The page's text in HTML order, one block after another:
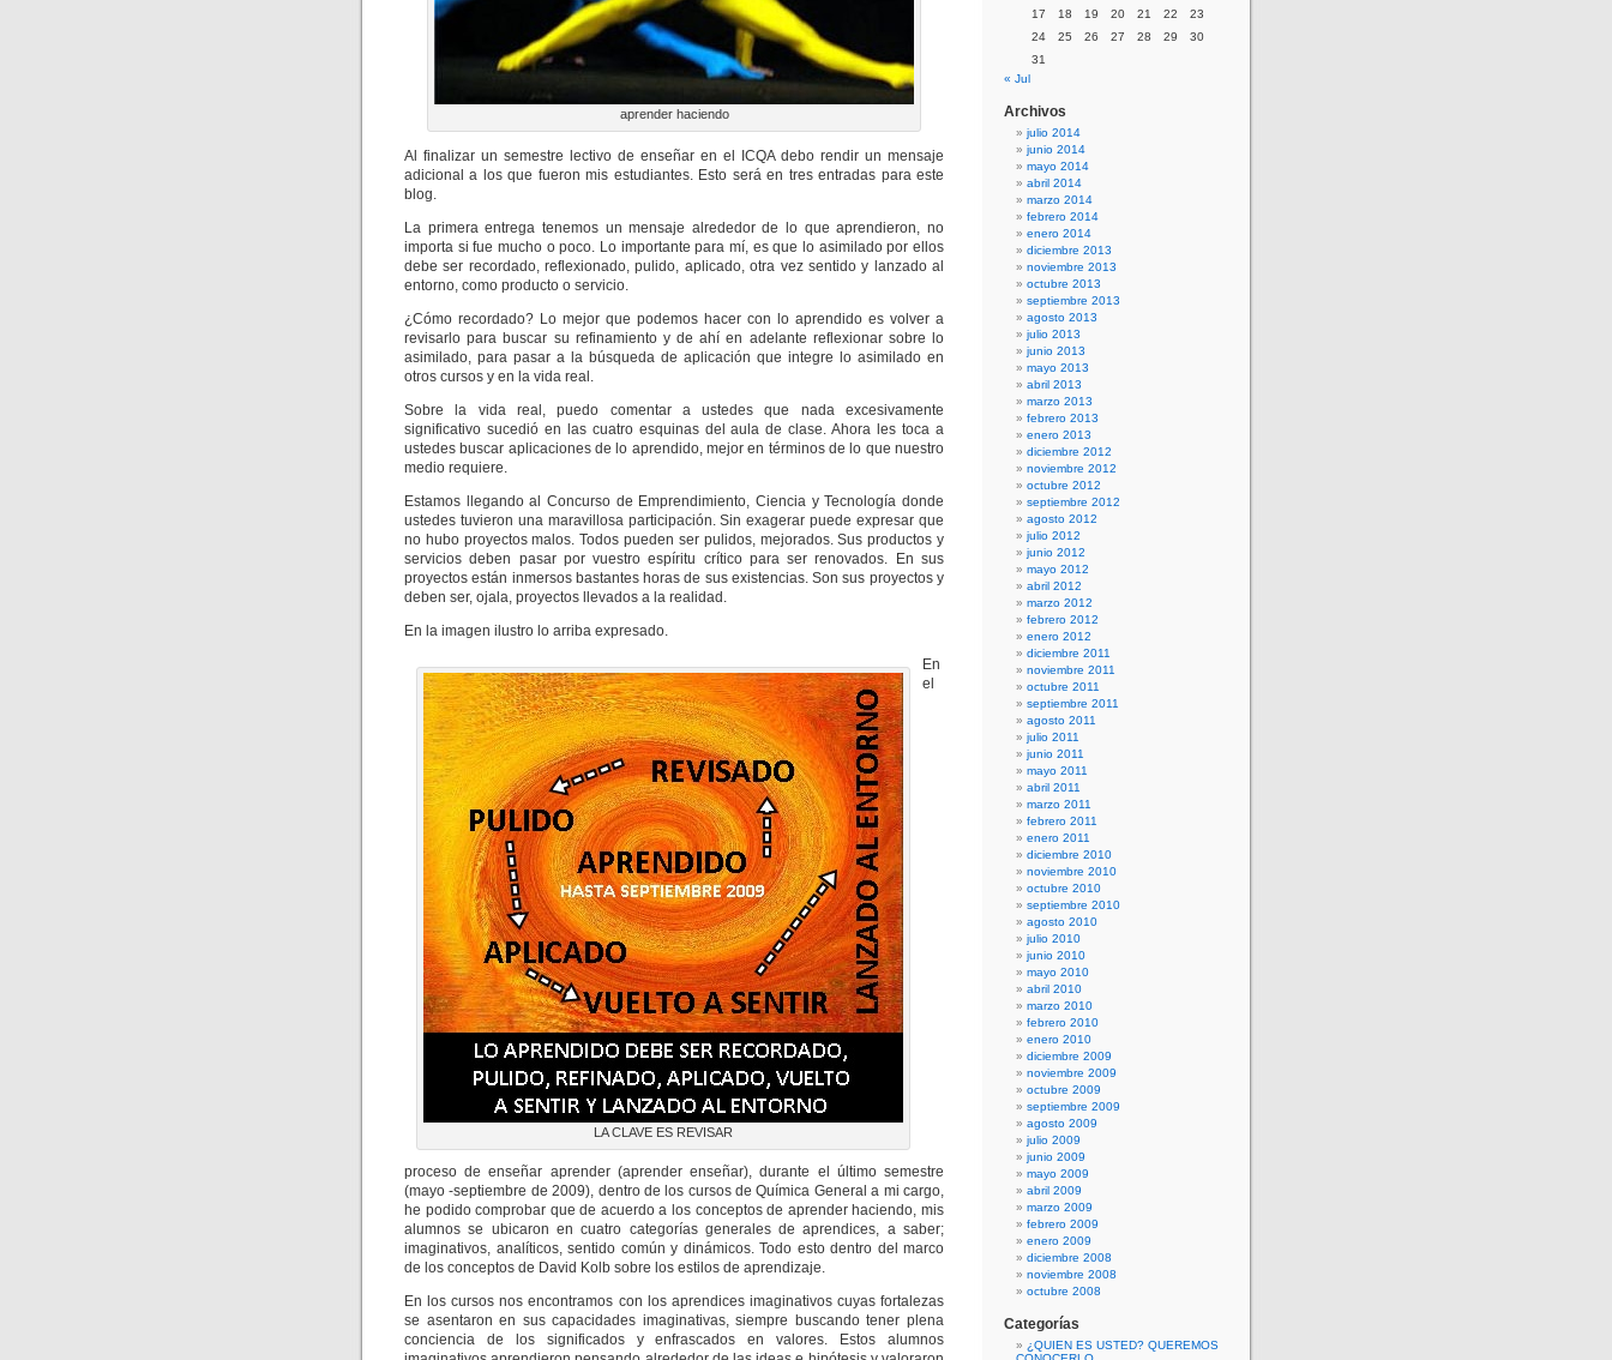
aprender haciendo
Al finalizar un semestre lectivo de enseñar en el ICQA debo rendir un mensaje
adicional a los que fueron mis estudiantes. Esto será en tres entradas para este
blog.
La primera entrega tenemos un mensaje alrededor de lo que aprendieron, no
importa si fue mucho o poco. Lo importante para mí, es que lo asimilado por ellos
debe ser recordado, reflexionado, pulido, aplicado, otra vez sentido y lanzado al
entorno, como producto o servicio.
¿Cómo recordado? Lo mejor que podemos hacer con lo aprendido es volver a
revisarlo para buscar su refinamiento y de ahí en adelante reflexionar sobre lo
asimilado, para pasar a la búsqueda de aplicación que integre lo asimilado en
otros cursos y en la vida real.
Sobre la vida real, puedo comentar a ustedes que nada excesivamente
significativo sucedió en las cuatro esquinas del aula de clase. Ahora les toca a
ustedes buscar aplicaciones de lo aprendido, mejor en términos de lo que nuestro
medio requiere.
Estamos llegando al Concurso de Emprendimiento, Ciencia y Tecnología donde
ustedes tuvieron una maravillosa participación. Sin exagerar puede expresar que
no hubo proyectos malos. Todos pueden ser pulidos, mejorados. Sus productos y
servicios deben pasar por vuestro espíritu crítico para ser renovados. En sus
proyectos están inmersos bastantes horas de sus existencias. Son sus proyectos y
deben ser, ojala, proyectos llevados a la realidad.
En la imagen ilustro lo arriba expresado.
LA CLAVE ES REVISAR
En
el
proceso de enseñar aprender (aprender enseñar), durante el último semestre
(mayo -septiembre de 2009), dentro de los cursos de Química General a mi cargo,
he podido comprobar que de acuerdo a los conceptos de aprender haciendo, mis
alumnos se ubicaron en cuatro categorías generales de aprendices, a saber;
imaginativos, analíticos, sentido común y dinámicos. Todo esto dentro del marco
de los conceptos de David Kolb sobre los estilos de aprendizaje.
En los cursos nos encontramos con los aprendices imaginativos cuyas fortalezas
se asentaron en sus capacidades imaginativas, siempre buscando tener plena
conciencia de los significados y enfrascados en valores. Estos alumnos
17
18 19 20 21 22
23
24
25 26 27 28 29
30
31
« Jul
Archivos
julio 2014
junio 2014
mayo 2014
abril 2014
marzo 2014
febrero 2014
enero 2014
diciembre 2013
noviembre 2013
octubre 2013
septiembre 2013
agosto 2013
julio 2013
junio 2013
mayo 2013
abril 2013
marzo 2013
febrero 2013
enero 2013
diciembre 2012
noviembre 2012
octubre 2012
septiembre 2012
agosto 2012
julio 2012
junio 2012
mayo 2012
abril 2012
marzo 2012
febrero 2012
enero 2012
diciembre 2011
noviembre 2011
octubre 2011
septiembre 2011
agosto 2011
julio 2011
junio 2011
mayo 2011
abril 2011
marzo 2011
febrero 2011
enero 2011
diciembre 2010
noviembre 2010
octubre 2010
septiembre 2010
agosto 2010
julio 2010
junio 2010
mayo 2010
abril 2010
marzo 2010
febrero 2010
enero 2010
diciembre 2009
noviembre 2009
octubre 2009
septiembre 2009
agosto 2009
julio 2009
junio 2009
mayo 2009
abril 2009
marzo 2009
febrero 2009
enero 2009
diciembre 2008
noviembre 2008
octubre 2008
Categorías
¿QUIEN ES USTED? QUEREMOS